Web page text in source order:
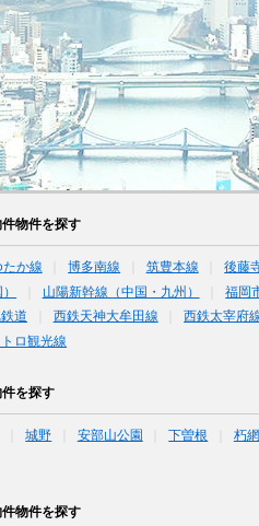
物件を探す
たか線 博多南線 筑豊本線 後藤
山陽新幹線（中国・九州） 福岡
道 西鉄天神大牟田線 西鉄太宰府
ロ観光線
を探す
城野 安部山公園 下曽根 朽網
物件を探す